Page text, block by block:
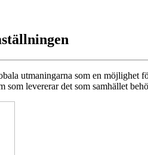
utmaningarna som en
levererar det som samhället